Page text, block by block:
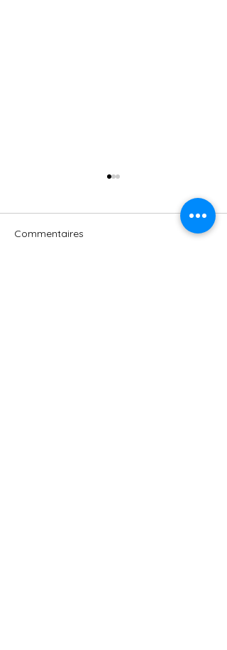
Commentaires